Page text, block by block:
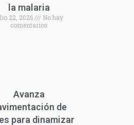
la malaria
22, 2026
No hay
comentarios
Avanza
de
para dinamizar